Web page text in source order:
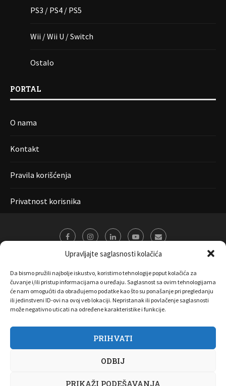
Upravljajte saglasnosti kolačića
Da bismo pružili najbolje iskustvo, koristimo tehnologije poput kolačića za
čuvanje i/ili pristup informacijama o uređaju. Saglasnost sa ovim tehnologijama
će nam omogućiti da obrađujemo podatke kao što su ponašanje pri pregledanju
ili jedinstveni ID-ovi na ovoj veb lokaciji. Nepristanak ili povlačenje saglasnosti
može negativno uticati na određene karakteristike i funkcije.
PRIHVATI
ODBIJ
PRIKAŽI PODEŠAVANJA
PS3 / PS4 / PS5
Wii / Wii U / Switch
Ostalo
PORTAL
O nama
Kontakt
Pravila korišćenja
Privatnost korisnika
O nama Marketing Kontakt FAQ
Privatnost korisnika
Pravila korišćenja